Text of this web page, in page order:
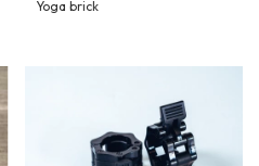
Yoga brick